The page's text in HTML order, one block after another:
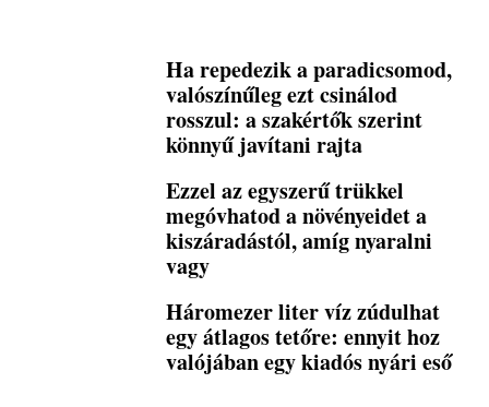
Ha repedezik a paradicsomod,
valószínűleg ezt csinálod
rosszul: a szakértők szerint
könnyű javítani rajta
Ezzel az egyszerű trükkel
megóvhatod a növényeidet a
kiszáradástól, amíg nyaralni
vagy
Háromezer liter víz zúdulhat
egy átlagos tetőre: ennyit hoz
valójában egy kiadós nyári eső